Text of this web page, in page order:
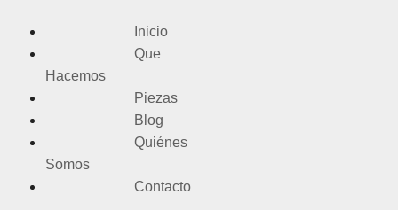
Inicio
Que
Hacemos
Piezas
Blog
Quiénes
Somos
Contacto